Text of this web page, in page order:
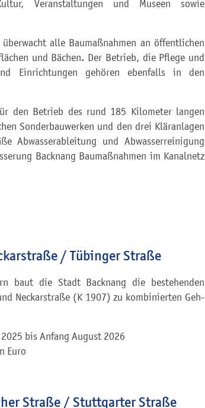
Veranstaltungen und Museen sowie
alle Baumaßnahmen an öffentlichen
und Bächen. Der Betrieb, die Pflege und
Einrichtungen gehören ebenfalls in den
den Betrieb des rund 185 Kilometer langen
Sonderbauwerken und den drei Kläranlagen
Abwasserableitung und Abwasserreinigung
Backnang Baumaßnahmen im Kanalnetz
/ Tübinger Straße
baut die Stadt Backnang die bestehenden
Neckarstraße (K 1907) zu kombinierten Geh-
bis Anfang August 2026
Euro
Straße / Stuttgarter Straße